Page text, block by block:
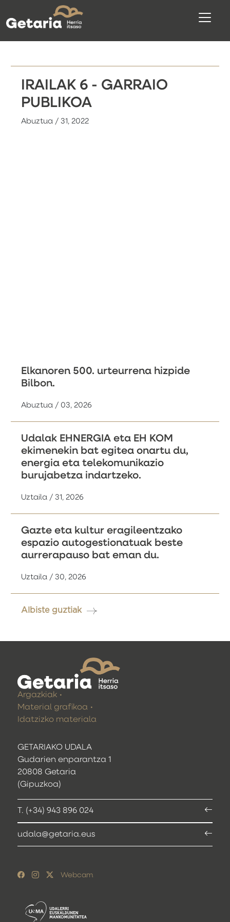
IRAILAK 6 - GARRAIO
PUBLIKOA
Abuztua / 31, 2022
Elkanoren 500. urteurrena hizpide
Bilbon.
Abuztua / 03, 2026
Udalak EHNERGIA eta EH KOM
ekimenekin bat egitea onartu du,
energia eta telekomunikazio
burujabetza indartzeko.
Uztaila / 31, 2026
Gazte eta kultur eragileentzako
espazio autogestionatuak beste
aurrerapauso bat eman du.
Uztaila / 30, 2026
Albiste guztiak
GETARIAKO UDALA
Gudarien enparantza 1
20808 Getaria
(Gipuzkoa)
T. (+34) 943 896 024
udala@getaria.eus
Argazkiak
Material grafikoa
Idatzizko materiala
Webcam